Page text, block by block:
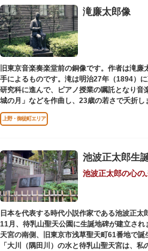
形民俗文化財に指定されています。
富士山に合わせて、お山開きが行われ、6月
ができます。
【Twitter】https://twitter.com/onoterupr
滝廉太郎像
旧東京音楽奏楽堂前の銅像です。作者は滝
手によるものです。滝は明治27年（1894）
研究科に進んで、ピアノ授業の嘱託となり音
城の月」などを作曲し、23歳の若さで夭折
にも同じ像が置かれています。
上野・御徒町エリア
池波正太郎生
池波正太郎の心の
日本を代表する時代小説作家である池波正
11月、待乳山聖天公園に生誕地碑が建立さ
天宮の南側、旧東京市浅草聖天町61番地で
「大川（隅田川）の水と待乳山聖天宮は、